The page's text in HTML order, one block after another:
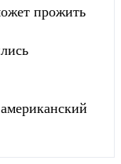
прожить